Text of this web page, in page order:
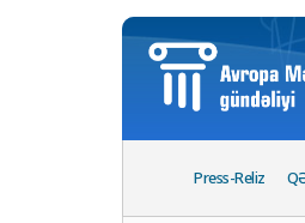
Press-Reliz